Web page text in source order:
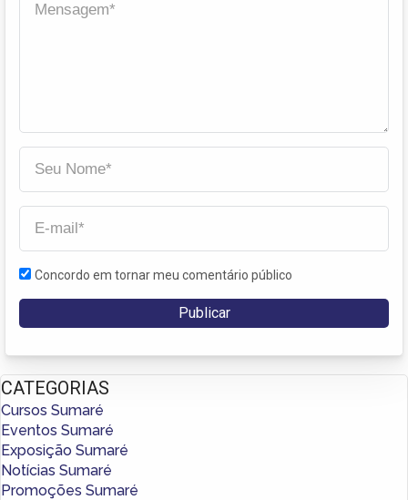
Concordo em tornar meu comentário público
CATEGORIAS
Cursos Sumaré
Eventos Sumaré
Exposição Sumaré
Notícias Sumaré
Promoções Sumaré